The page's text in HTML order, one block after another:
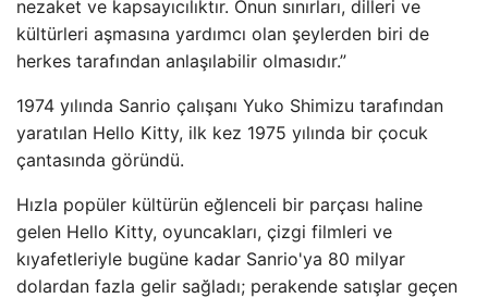
nezaket ve kapsayıcılıktır. Onun sınırları, dilleri ve
kültürleri aşmasına yardımcı olan şeylerden biri de
herkes tarafından anlaşılabilir olmasıdır.”
1974 yılında Sanrio çalışanı Yuko Shimizu tarafından
yaratılan Hello Kitty, ilk kez 1975 yılında bir çocuk
çantasında göründü.
Hızla popüler kültürün eğlenceli bir parçası haline
gelen Hello Kitty, oyuncakları, çizgi filmleri ve
kıyafetleriyle bugüne kadar Sanrio'ya 80 milyar
dolardan fazla gelir sağladı; perakende satışlar geçen